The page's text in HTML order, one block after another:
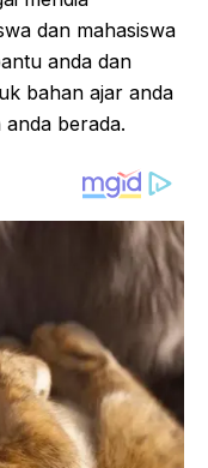
dan mahasiswa
anda dan
bahan ajar anda
berada.